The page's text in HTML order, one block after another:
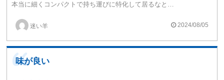
本当に細くコンパクトで持ち運びに特化して居るなと感じました。
リピートするかは迷ってます。
迷い羊 2024/08/05
味が良い